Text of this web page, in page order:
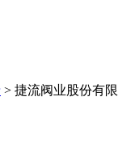
> 捷流阀业股份有限